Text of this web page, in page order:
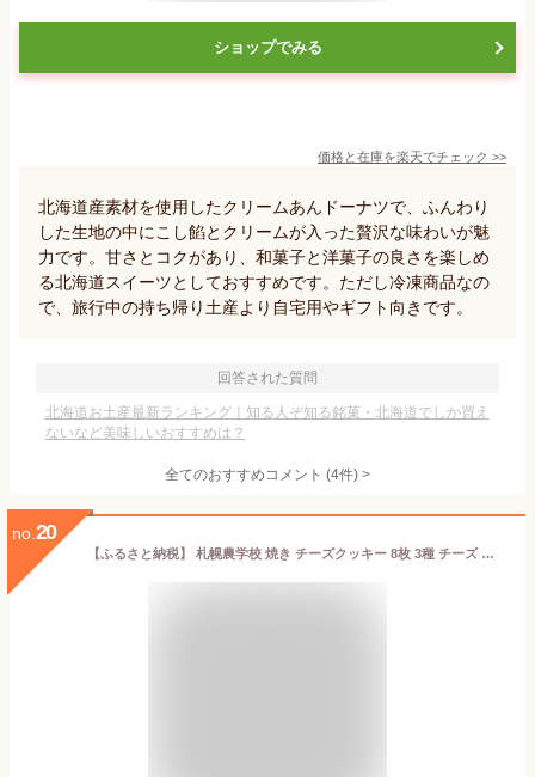
ショップでみる
価格と在庫を楽天でチェック >>
北海道産素材を使用したクリームあんドーナツで、ふんわり
した生地の中にこし餡とクリームが入った贅沢な味わいが魅
力です。甘さとコクがあり、和菓子と洋菓子の良さを楽しめ
る北海道スイーツとしておすすめです。ただし冷凍商品なの
で、旅行中の持ち帰り土産より自宅用やギフト向きです。
回答された質問
北海道お土産最新ランキング｜知る人ぞ知る銘菓・北海道でしか買え
ないなど美味しいおすすめは？
全てのおすすめコメント (4件) >
no. 20
【ふるさと納税】 札幌農学校 焼き チーズクッキー 8枚 3種 チーズ クッキー 北海道産 小麦 角切りチーズ パルメザンチーズ ナチュラルチーズ 焼き菓子 お菓子 食べ比べ 詰め合わせ お取り寄せ アソート 北海道大学 認定 北海道 札幌市